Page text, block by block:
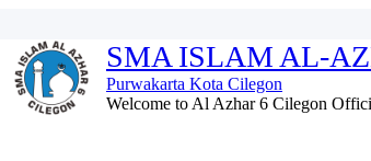
SMA ISLAM AL-
Purwakarta Kota Cilegon
Welcome to Al Azhar 6 Cilegon